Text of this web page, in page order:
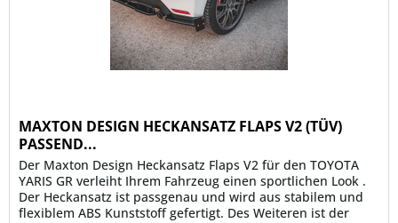
MAXTON DESIGN HECKANSATZ FLAPS V2 (TÜV)
PASSEND...
Der Maxton Design Heckansatz Flaps V2 für den TOYOTA
YARIS GR verleiht Ihrem Fahrzeug einen sportlichen Look .
Der Heckansatz ist passgenau und wird aus stabilem und
flexiblem ABS Kunststoff gefertigt. Des Weiteren ist der